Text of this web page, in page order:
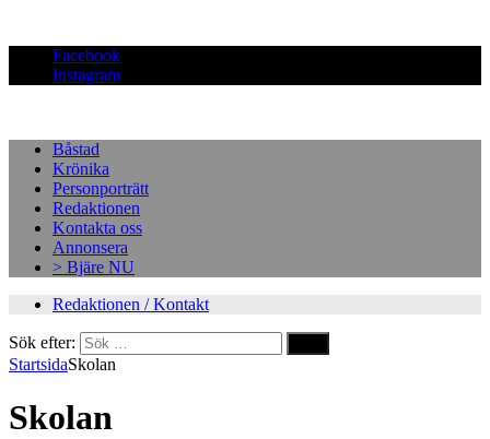
Facebook
Instagram
Båstad
Krönika
Personporträtt
Redaktionen
Kontakta oss
Annonsera
> Bjäre NU
Redaktionen / Kontakt
Sök efter:
StartsidaSkolan
Skolan